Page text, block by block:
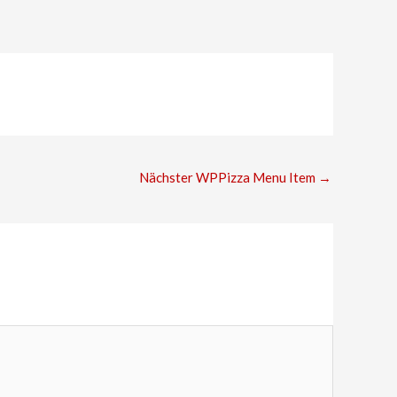
Nächster WPPizza Menu Item →